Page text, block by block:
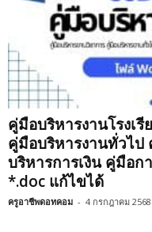
คู่มือบริหารงานโรงเ
คู่มือบริหารงานทั่วไ
บริหารการเงิน คู่มือ
*.doc แก้ไขได้
ครูอาชีพดอทคอม - 4 กรกฎาคม 2568